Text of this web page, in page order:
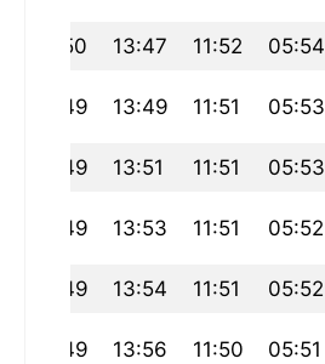
05:54
11:52
13:47
17:50
05:53
11:51
13:49
17:49
05:53
11:51
13:51
17:49
05:52
11:51
13:53
17:49
05:52
11:51
13:54
17:49
05:51
11:50
13:56
17:49